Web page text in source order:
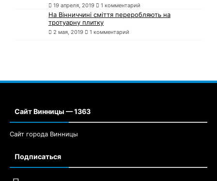
19 апреля, 2019 1 комментарий
На Вінниччині сміття переробляють на
тротуарну плитку
2 мая, 2019 1 комментарий
Сайт Винницы — 1363
Сайт города Винницы
Подписаться